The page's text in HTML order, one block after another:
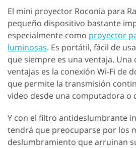
El mini proyector Roconia para
pequeño dispositivo bastante
especialmente como proyector
luminosas. Es portátil, fácil de
que siempre es una ventaja. Una
ventajas es la conexión Wi-Fi de
que permite la transmisión
video desde una computadora o
Y con el filtro antideslumbrante
tendrá que preocuparse por los
deslumbramiento que arruinan